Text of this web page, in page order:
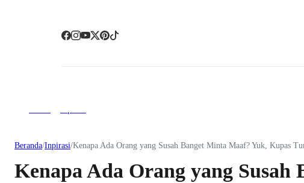
Beranda/Inpirasi/Kenapa Ada Orang yang Susah Banget Minta Maaf? Yuk, Kupas
Kenapa Ada Orang yang Susah